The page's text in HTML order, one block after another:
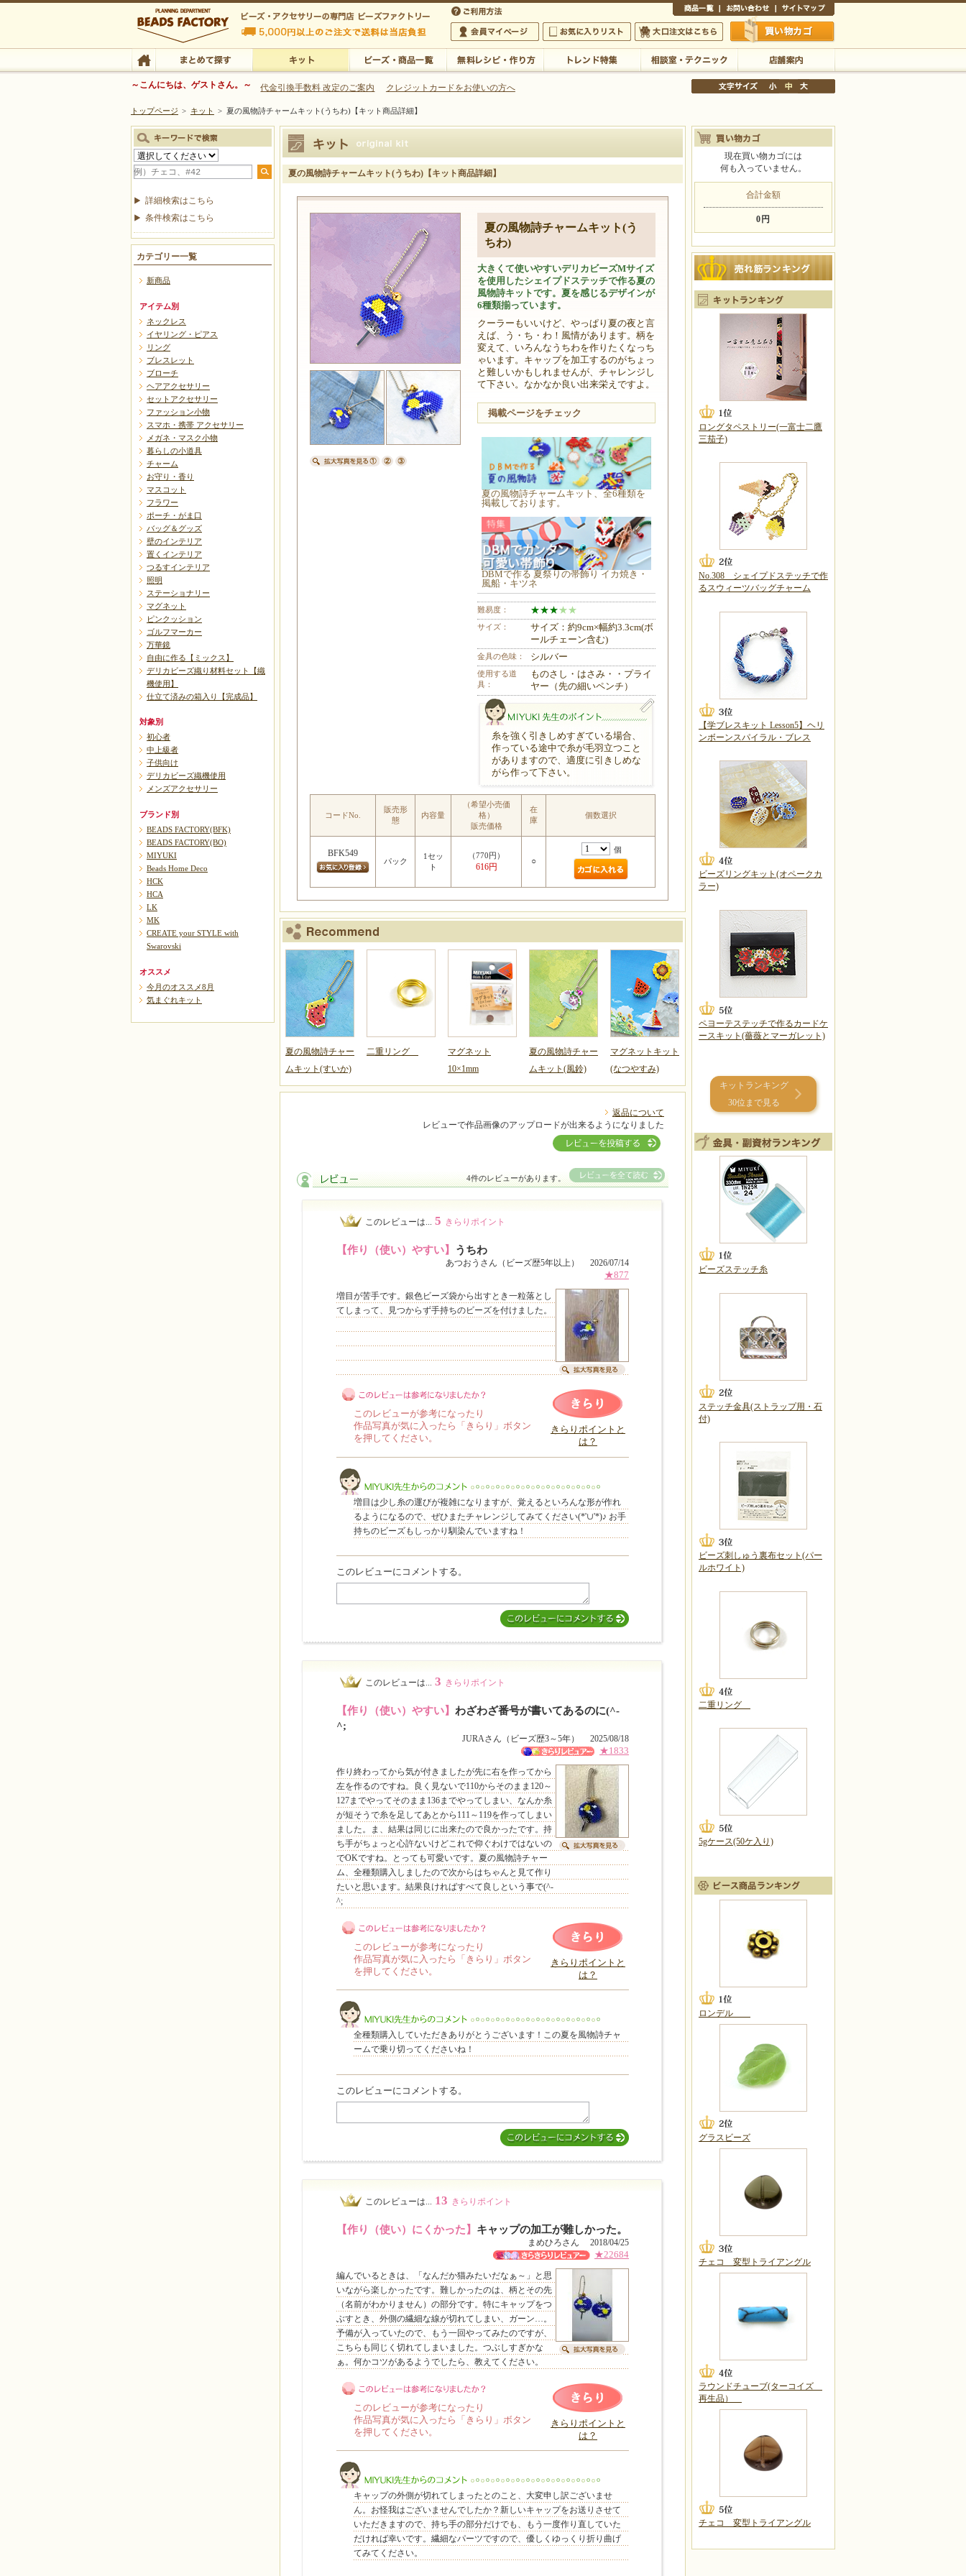
ビーズファクトリー ビーズ・パーツ・金具など・アクセサリーの専門店
ビーズ・アクセサリーの専門店 ビーズファクトリー 5,000円以上のご注文で送料は当店が負担いたします
ビーズ・アクセサリーの専門店 ビーズファクトリー 5,000円以上のご注文で送料は当店が負担いたします
会員マイページ
お気に入りリスト 大口注文はこちら 買い物かご
TOP まとめて探す 店舗案内
～こんにちは、ゲストさん。～ 代金引換手数料 改定のご案内 クレジットカードをお使いの方へ
トップページ > キット > 夏の風物詩チャームキット(うちわ)【キット商品詳細】
夏の風物詩チャームキット(うちわ)【キット商品詳細】
夏の風物詩チャームキット(う
ちわ)
大きくて使いやすいデリカビーズМサイズ
を使用したシェイプドステッチで作る夏の
風物詩キットです。夏を感じるデザインが
6種類揃っています。
クーラーもいいけど、やっぱり夏の夜と言
えば、う・ち・わ！風情があります。柄を
変えて、いろんなうちわを作りたくなっち
ゃいます。キャップを加工するのがちょっ
と難しいかもしれませんが、チャレンジし
て下さい。なかなか良い出来栄えですよ。
掲載ページをチェック
夏の風物詩チャームキット、全6種類を
掲載しております。
DBMで作る 夏祭りの帯飾り イカ焼き・
風船・キツネ
難易度： ★★★★★
サイズ：
サイズ：約9cm×幅約3.3cm(ボ
ールチェーン含む)
金具の色味： シルバー
使用する道
具：
ものさし・はさみ・・プライ
ヤー（先の細いペンチ）
MIYUKI先生のポイント
糸を強く引きしめすぎている場合、
作っている途中で糸が毛羽立つこと
がありますので、適度に引きしめな
がら作って下さい。
コードNo.
販売形
態
内容量
（希望小売価
格）
販売価格
在
庫
個数選択
BFK549
パック
1セッ
ト
（770円）
616円
○
個
夏の風物詩チャー
ムキット(すいか)
二重リング
マグネット
10×1mm
夏の風物詩チャー
ムキット(風鈴)
マグネットキット
(なつやすみ)
返品について
レビューで作品画像のアップロードが出来るようになりました
4件のレビューがあります。
このレビューは... 5 きらりポイント
【作り（使い）やすい】 うちわ
あつおうさん（ビーズ歴5年以上） 2026/07/14
★877
増目が苦手です。銀色ビーズ袋から出すとき一粒落とし
てしまって、見つからず手持ちのビーズを付けました。
このレビューは参考になりましたか？
このレビューが参考になったり
作品写真が気に入ったら「きらり」ボタン
を押してください。
きらりポイントと
は？
MIYUKI先生からのコメント
増目は少し糸の運びが複雑になりますが、覚えるといろんな形が作れ
るようになるので、ぜひまたチャレンジしてみてください(*'∪'*)♪ お手
持ちのビーズもしっかり馴染んでいますね！
このレビューにコメントする。
このレビューは... 3 きらりポイント
【作り（使い）やすい】 わざわざ番号が書いてあるのに(^-
^;
JURAさん（ビーズ歴3～5年） 2025/08/18
★1833
作り終わってから気が付きましたが先に右を作ってから
左を作るのですね。良く見ないで110からそのまま120～
127までやってそのまま136までやってしまい、なんか糸
が短そうで糸を足してあとから111～119を作ってしまい
ました。ま、結果は同じに出来たので良かったです。持
ち手がちょっと心許ないけどこれで仰ぐわけではないの
でOKですね。とっても可愛いです。夏の風物詩チャー
ム、全種類購入しましたので次からはちゃんと見て作り
たいと思います。結果良ければすべて良しという事で(^-
^;
このレビューは参考になりましたか？
このレビューが参考になったり
作品写真が気に入ったら「きらり」ボタン
を押してください。
きらりポイントと
は？
全種類購入していただきありがとうございます！この夏を風物詩チャ
ームで乗り切ってくださいね！
このレビューにコメントする。
このレビューは... 13 きらりポイント
【作り（使い）にくかった】 キャップの加工が難しかった。
まめひろさん 2018/04/25
★22684
編んでいるときは、「なんだか猫みたいだなぁ～」と思
いながら楽しかったです。難しかったのは、柄とその先
（名前がわかりません）の部分です。特にキャップをつ
ぶすとき、外側の繊細な線が切れてしまい、ガーン…。
予備が入っていたので、もう一回やってみたのですが、
こちらも同じく切れてしまいました。つぶしすぎかな
ぁ。何かコツがあるようでしたら、教えてください。
このレビューは参考になりましたか？
このレビューが参考になったり
作品写真が気に入ったら「きらり」ボタン
を押してください。
きらりポイントと
は？
キャップの外側が切れてしまったとのこと、大変申し訳ございませ
ん。お怪我はございませんでしたか？新しいキャップをお送りさせて
いただきますので、持ち手の部分だけでも、もう一度作り直していた
だければ幸いです。繊細なパーツですので、優しくゆっくり折り曲げ
てみてください。
詳細検索はこちら
条件検索はこちら
カテゴリー一覧
新商品
アイテム別
ネックレス
イヤリング・ピアス
リング
ブレスレット
ブローチ
ヘアアクセサリー
セットアクセサリー
ファッション小物
スマホ・携帯 アクセサリー
メガネ・マスク小物
暮らしの小道具
チャーム
お守り・香り
マスコット
フラワー
ポーチ・がま口
バッグ＆グッズ
壁のインテリア
置くインテリア
つるすインテリア
照明
ステーショナリー
マグネット
ピンクッション
ゴルフマーカー
万華鏡
自由に作る【ミックス】
デリカビーズ織り材料セット【織
機使用】
仕立て済みの箱入り【完成品】
対象別
初心者
中上級者
子供向け
デリカビーズ織機使用
メンズアクセサリー
ブランド別
BEADS FACTORY(BFK)
BEADS FACTORY(BO)
MIYUKI
Beads Home Deco
HCK
HCA
LK
MK
CREATE your STYLE with
Swarovski
オススメ
今月のオススメ8月
気まぐれキット
現在買い物カゴには
何も入っていません。
合計金額
0円
ロングタペストリー(一富士二鷹
三茄子)
No.308 シェイプドステッチで作
るスウィーツバッグチャーム
【学ブレスキット Lesson5】ヘリ
ンボーンスパイラル・ブレス
ビーズリングキット(オペークカ
ラー)
ペヨーテステッチで作るカードケ
ースキット(薔薇とマーガレット)
キットランキング
30位まで見る
ビーズステッチ糸
ステッチ金具(ストラップ用・石
付)
ビーズ刺しゅう裏布セット(パー
ルホワイト)
二重リング
5gケース(50ケ入り)
ロンデル
グラスビーズ
チェコ 変型トライアングル
ラウンドチューブ(ターコイズ
再生品）
チェコ 変型トライアングル